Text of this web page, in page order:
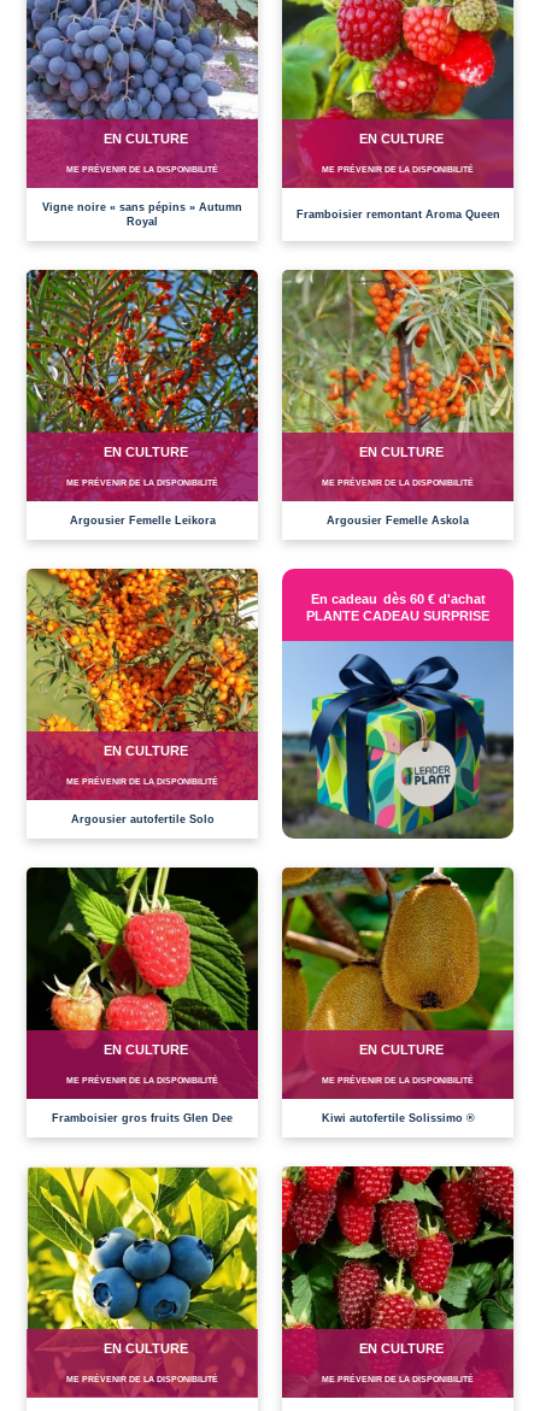
EN CULTURE
ME PRÉVENIR DE LA DISPONIBILITÉ
Vigne noire « sans pépins » Autumn
Royal
EN CULTURE
ME PRÉVENIR DE LA DISPONIBILITÉ
Framboisier remontant Aroma Queen
EN CULTURE
ME PRÉVENIR DE LA DISPONIBILITÉ
Argousier Femelle Leikora
EN CULTURE
ME PRÉVENIR DE LA DISPONIBILITÉ
Argousier Femelle Askola
EN CULTURE
ME PRÉVENIR DE LA DISPONIBILITÉ
Argousier autofertile Solo
En cadeau dès 60 € d'achat
PLANTE CADEAU SURPRISE
EN CULTURE
ME PRÉVENIR DE LA DISPONIBILITÉ
Framboisier gros fruits Glen Dee
EN CULTURE
ME PRÉVENIR DE LA DISPONIBILITÉ
Kiwi autofertile Solissimo ®
EN CULTURE
ME PRÉVENIR DE LA DISPONIBILITÉ
EN CULTURE
ME PRÉVENIR DE LA DISPONIBILITÉ